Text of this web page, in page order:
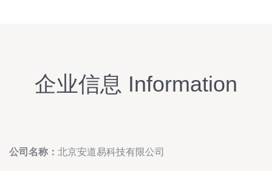
企业信息 Information
公司名称： 北京安道易科技有限公司